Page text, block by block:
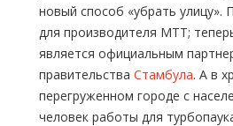
новый способ «убрать улицу».
для производителя МТТ;
является официальным
правительства Стамбула. А в
перегруженном городе с
человек работы для